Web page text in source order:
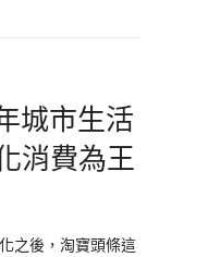
城市生活
消費為王
之後，淘寶頭條這